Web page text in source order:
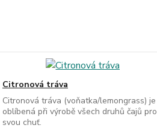
Citronová tráva
Citronová tráva (voňatka/lemongrass) je
oblíbená při výrobě všech druhů čajů pro
svou chuť.